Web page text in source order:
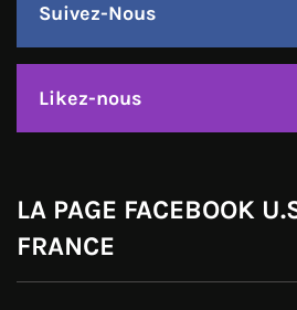
Suivez-Nous
Likez-nous
LA PAGE FACEBOOK
FRANCE